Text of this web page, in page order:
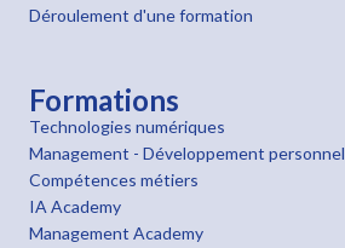
Déroulement d'une formation
Formations
Technologies numériques
Management - Développement personnel
Compétences métiers
IA Academy
Management Academy